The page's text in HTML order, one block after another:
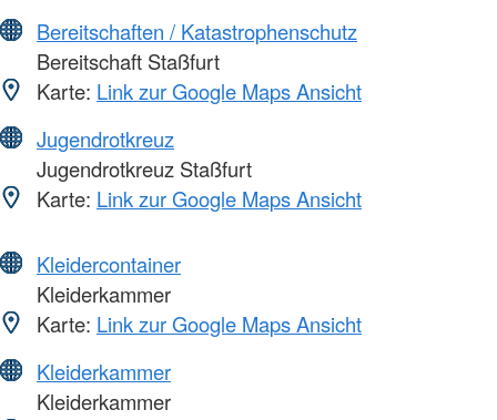
Bereitschaften / Katastrophenschutz
Bereitschaft Staßfurt
Karte: Link zur Google Maps Ansicht
Jugendrotkreuz
Jugendrotkreuz Staßfurt
Karte: Link zur Google Maps Ansicht
Kleidercontainer
Kleiderkammer
Karte: Link zur Google Maps Ansicht
Kleiderkammer
Kleiderkammer